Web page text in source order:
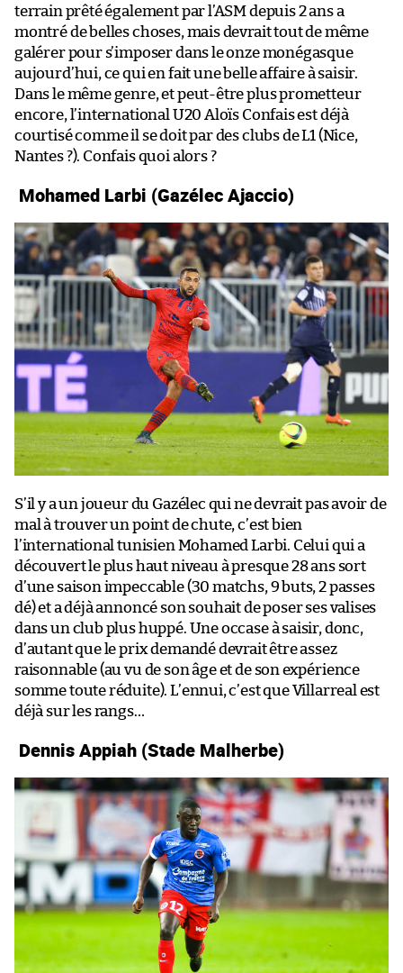
terrain prêté également par l’ASM depuis 2 ans a
montré de belles choses, mais devrait tout de même
galérer pour s’imposer dans le onze monégasque
aujourd’hui, ce qui en fait une belle affaire à saisir.
Dans le même genre, et peut-être plus prometteur
encore, l’international U20 Aloïs Confais est déjà
courtisé comme il se doit par des clubs de L1 (Nice,
Nantes ?). Confais quoi alors ?
Mohamed Larbi (Gazélec Ajaccio)
S’il y a un joueur du Gazélec qui ne devrait pas avoir de
mal à trouver un point de chute, c’est bien
l’international tunisien Mohamed Larbi. Celui qui a
découvert le plus haut niveau à presque 28 ans sort
d’une saison impeccable (30 matchs, 9 buts, 2 passes
dé) et a déjà annoncé son souhait de poser ses valises
dans un club plus huppé. Une occase à saisir, donc,
d’autant que le prix demandé devrait être assez
raisonnable (au vu de son âge et de son expérience
somme toute réduite). L’ennui, c’est que Villarreal est
déjà sur les rangs…
Dennis Appiah (Stade Malherbe)